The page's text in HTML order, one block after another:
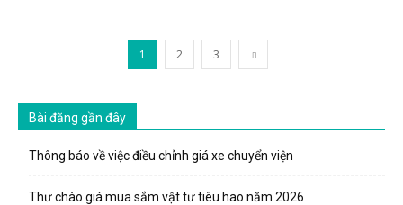
1 2 3
Bài đăng gần đây
Thông báo về việc điều chỉnh giá xe chuyển viện
Thư chào giá mua sắm vật tư tiêu hao năm 2026